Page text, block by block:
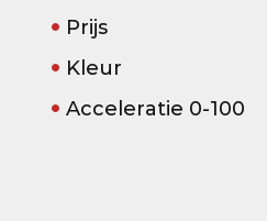
Prijs
Kleur
Acceleratie 0-100